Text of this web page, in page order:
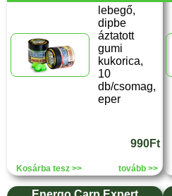
lebegő,
dipbe
áztatott
gumi
kukorica,
10
db/csomag,
eper
990Ft
Kosárba tesz >> tovább >>